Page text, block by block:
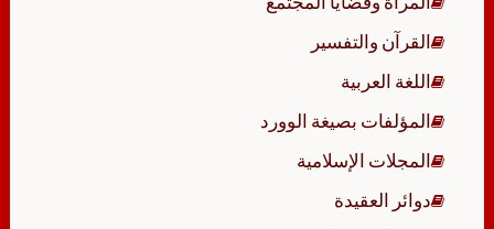
القرآن والتفسير
اللغة العربية
المؤلفات بصيغة الوورد
المجلات الإسلامية
دوائر العقيدة